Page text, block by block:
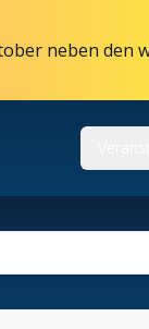
neben